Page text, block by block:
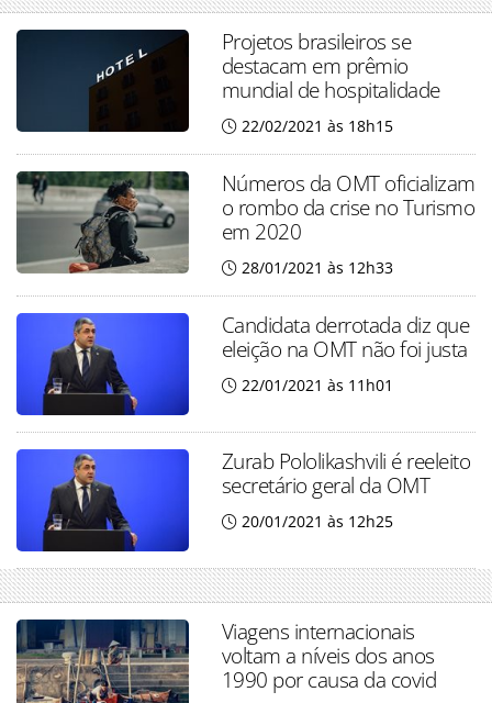
Projetos brasileiros se
destacam em prêmio
mundial de hospitalidade
22/02/2021 às 18h15
Números da OMT oficializam
o rombo da crise no Turismo
em 2020
28/01/2021 às 12h33
Candidata derrotada diz que
eleição na OMT não foi justa
22/01/2021 às 11h01
Zurab Pololikashvili é reeleito
secretário geral da OMT
20/01/2021 às 12h25
Viagens internacionais
voltam a níveis dos anos
1990 por causa da covid